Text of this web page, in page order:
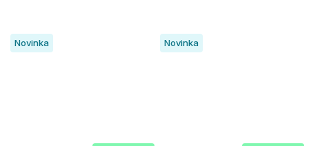
Novinka Novinka